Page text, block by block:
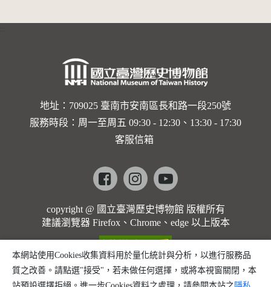
地址：709025 臺南市安南區長和路一段250號
服務時段：周一至周五 09:30 - 12:30、13:30 - 17:30
客服信箱
Facebookinstagramyoutube
copyright @ 國立臺灣歷史博物館 版權所有
建議瀏覽器 Firefox、Chrome、edge 以上版本
本網站使用Cookies收集資料用於量化統計與分析，以進行服務品
質之改善。請點選"接受"，若未做任何選擇，或將本視窗關閉，本
站預設選擇拒絕。進一步Cookies資料之處理，請參閱本站之 隱私